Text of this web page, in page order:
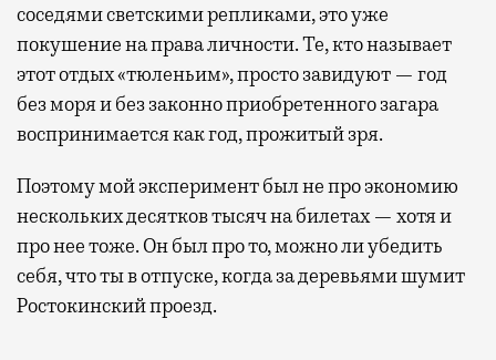
соседями светскими репликами, это уже
покушение на права личности. Те, кто называет
этот отдых «тюленьим», просто завидуют — год
без моря и без законно приобретенного загара
воспринимается как год, прожитый зря.
Поэтому мой эксперимент был не про экономию
нескольких десятков тысяч на билетах — хотя и
про нее тоже. Он был про то, можно ли убедить
себя, что ты в отпуске, когда за деревьями шумит
Ростокинский проезд.